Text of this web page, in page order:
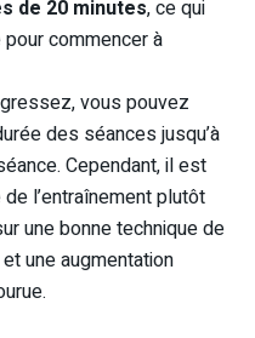
de 20 minutes, ce qui
commencer à
vous pouvez
des séances jusqu’à
Cependant, il est
l’entraînement plutôt
une bonne technique de
une augmentation